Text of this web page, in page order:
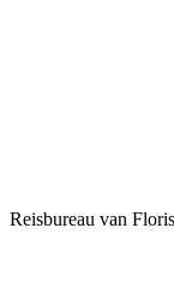
Reisbureau van Floris